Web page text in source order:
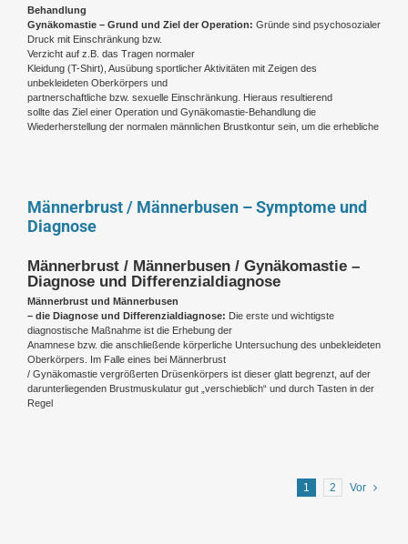
Behandlung
Gynäkomastie – Grund und Ziel der Operation: Gründe sind psychosozialer
Druck mit Einschränkung bzw.
Verzicht auf z.B. das Tragen normaler
Kleidung (T-Shirt), Ausübung sportlicher Aktivitäten mit Zeigen des
unbekleideten Oberkörpers und
partnerschaftliche bzw. sexuelle Einschränkung. Hieraus resultierend
sollte das Ziel einer Operation und Gynäkomastie-Behandlung die
Wiederherstellung der normalen männlichen Brustkontur sein, um die erhebliche
Männerbrust / Männerbusen – Symptome und
Diagnose
Männerbrust / Männerbusen / Gynäkomastie –
Diagnose und Differenzialdiagnose
Männerbrust und Männerbusen
– die Diagnose und Differenzialdiagnose: Die erste und wichtigste
diagnostische Maßnahme ist die Erhebung der
Anamnese bzw. die anschließende körperliche Untersuchung des unbekleideten
Oberkörpers. Im Falle eines bei Männerbrust
/ Gynäkomastie vergrößerten Drüsenkörpers ist dieser glatt begrenzt, auf der
darunterliegenden Brustmuskulatur gut „verschieblich“ und durch Tasten in der
Regel
1 2 Vor